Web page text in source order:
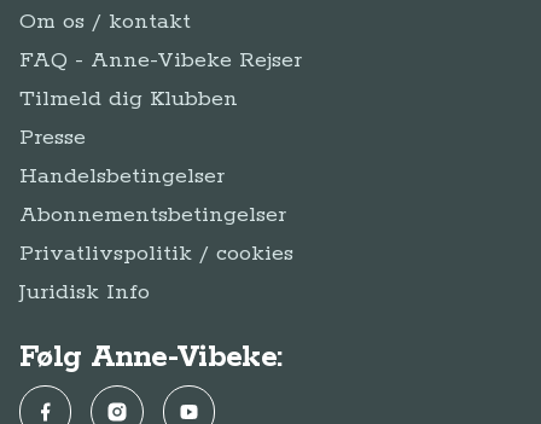
Om os / kontakt
FAQ - Anne-Vibeke Rejser
Tilmeld dig Klubben
Presse
Handelsbetingelser
Abonnementsbetingelser
Privatlivspolitik / cookies
Juridisk Info
Følg Anne-Vibeke:
FacebookInstagramYouTube